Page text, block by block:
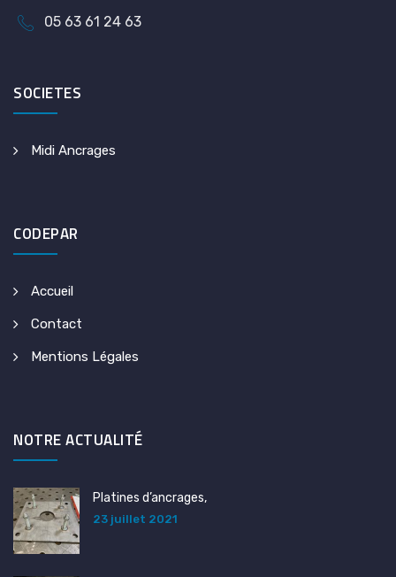
05 63 61 24 63
SOCIETES
Midi Ancrages
CODEPAR
Accueil
Contact
Mentions Légales
NOTRE ACTUALITÉ
Platines d’ancrages,
23 juillet 2021